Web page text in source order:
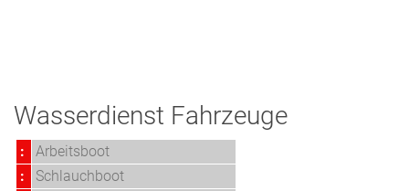
Wasserdienst Fahrzeuge
:
Arbeitsboot
:
Schlauchboot